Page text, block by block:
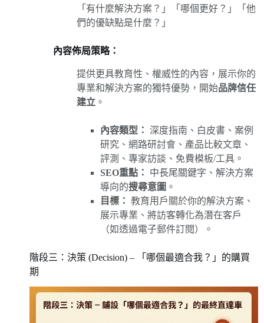
「有什麼解決方案？」「哪個更好？」「他
們的優缺點是什麼？」
內容佈局策略：
提供更具教育性、權威性的內容，展示你的
專業和解決方案的獨特優勢，開始品牌信任
建立 。
內容類型： 深度指南、白皮書、案例
研究、網路研討會、產品比較文章、
評測、專家訪談、免費模板/工具。
SEO重點：
中長尾關鍵字、解決方案
導向的搜尋意圖 。
目標： 教育用戶關於你的解決方案、
展示專業、將訪客轉化為潛在客戶
（如透過電子郵件訂閱）。
階段三：決策 (Decision) – 「哪個最適合我？」的購買
期